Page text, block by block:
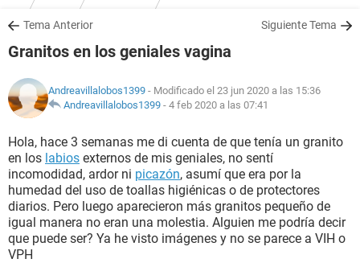
SALUD
NUTRICIÓN
BIENESTAR
SEXUALIDAD
GLOSARIO
Tema Anterior Siguiente Tema
Granitos en los geniales vagina
Andreavillalobos1399 - Modificado el 23 jun 2020 a las 15:36
Andreavillalobos1399 - 4 feb 2020 a las 07:41
Hola, hace 3 semanas me di cuenta de que tenía un granito
en los labios externos de mis geniales, no sentí
incomodidad, ardor ni picazón, asumí que era por la
humedad del uso de toallas higiénicas o de protectores
diarios. Pero luego aparecieron más granitos pequeño de
igual manera no eran una molestia. Alguien me podría decir
que puede ser? Ya he visto imágenes y no se parece a VIH o
VPH